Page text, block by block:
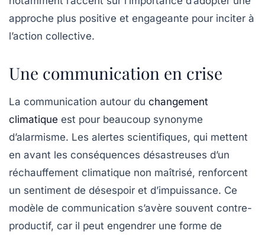
approche plus positive et engageante pour inciter à
l’action collective.
Une communication en crise
La communication autour du changement
climatique est pour beaucoup synonyme
d’alarmisme. Les alertes scientifiques, qui mettent
en avant les conséquences désastreuses d’un
réchauffement climatique non maîtrisé, renforcent
un sentiment de désespoir et d’impuissance. Ce
modèle de communication s’avère souvent contre-
productif, car il peut engendrer une forme de